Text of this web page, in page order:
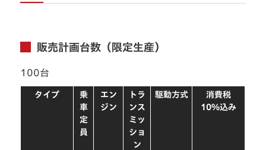
販売計画台数（限定生産）
100台
タイプ
乗
車
定
員
エン
ジン
トラ
ンス
ミッ
ショ
ン
駆動方式
消費税
10%込み